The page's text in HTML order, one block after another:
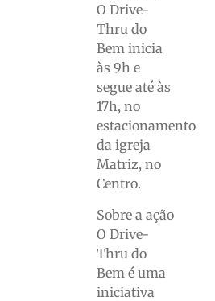
O Drive-
Thru do
Bem inicia
às 9h e
segue até às
17h, no
estacionamento
da igreja
Matriz, no
Centro.
Sobre a ação
O Drive-
Thru do
Bem é uma
iniciativa